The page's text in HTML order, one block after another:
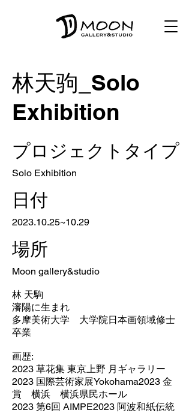
林天驹_Solo
Exhibition
プロジェクトタイプ
Solo Exhibition
日付
2023.10.25~10.29
場所
Moon gallery&studio
林 天駒
瀋陽に生まれ
多摩美術大学 大学院日本画領域修士
卒業
画歴:
2023 草花集 東京上野 月ギャラリー
2023 国際芸術家展Yokohama2023 金
賞 横浜 横浜県民ホール
2023 第6回 AIMPE2023 阿波和紙伝統